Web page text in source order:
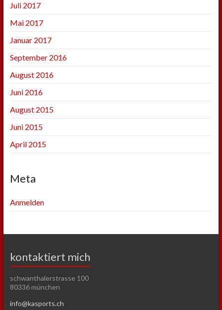
Juli 2017
Mai 2017
Januar 2017
September 2016
August 2016
Juni 2016
August 2015
Juni 2015
April 2015
Meta
Anmelden
kontaktiert mich
schwanthalerstrasse 100
80336 münchen
info@kasports.ch